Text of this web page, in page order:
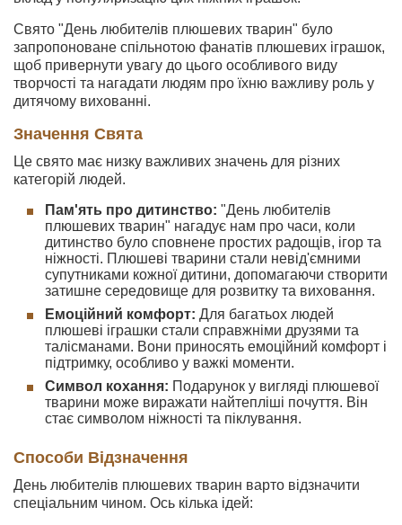
Свято "День любителів плюшевих тварин" було
запропоноване спільнотою фанатів плюшевих іграшок,
щоб привернути увагу до цього особливого виду
творчості та нагадати людям про їхню важливу роль у
дитячому вихованні.
Значення Свята
Це свято має низку важливих значень для різних
категорій людей.
Пам'ять про дитинство: "День любителів
плюшевих тварин" нагадує нам про часи, коли
дитинство було сповнене простих радощів, ігор та
ніжності. Плюшеві тварини стали невід'ємними
супутниками кожної дитини, допомагаючи створити
затишне середовище для розвитку та виховання.
Емоційний комфорт: Для багатьох людей
плюшеві іграшки стали справжніми друзями та
талісманами. Вони приносять емоційний комфорт і
підтримку, особливо у важкі моменти.
Символ кохання: Подарунок у вигляді плюшевої
тварини може виражати найтепліші почуття. Він
стає символом ніжності та піклування.
Способи Відзначення
День любителів плюшевих тварин варто відзначити
спеціальним чином. Ось кілька ідей: